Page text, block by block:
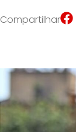
Compartilhar